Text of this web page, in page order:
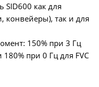
SID600 как для
так и для
150% при 3 Гц
180% при 0 Гц для FVC